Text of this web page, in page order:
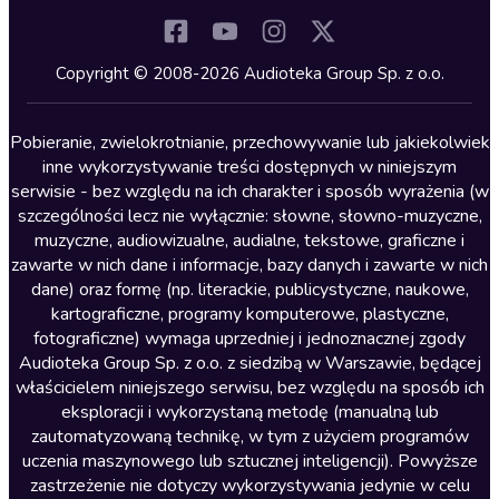
Kryminały
Lektury szkolne
Literatura anglojęzyczna
Literatura faktu
Literatura obyczajowa
Literatura piękna obca
Literatura piękna polska
Nagrania relaksacyjne
Nauka języków
Nauki humanistyczne
Podcasty i audycje
Polityka
Copyright © 2008-2026 Audioteka Group Sp. z o.o.
Pobieranie, zwielokrotnianie, przechowywanie lub jakiekolwiek
inne wykorzystywanie treści dostępnych w niniejszym
serwisie - bez względu na ich charakter i sposób wyrażenia (w
szczególności lecz nie wyłącznie: słowne, słowno-muzyczne,
muzyczne, audiowizualne, audialne, tekstowe, graficzne i
zawarte w nich dane i informacje, bazy danych i zawarte w nich
dane) oraz formę (np. literackie, publicystyczne, naukowe,
kartograficzne, programy komputerowe, plastyczne,
fotograficzne) wymaga uprzedniej i jednoznacznej zgody
Audioteka Group Sp. z o.o. z siedzibą w Warszawie, będącej
właścicielem niniejszego serwisu, bez względu na sposób ich
eksploracji i wykorzystaną metodę (manualną lub
zautomatyzowaną technikę, w tym z użyciem programów
uczenia maszynowego lub sztucznej inteligencji). Powyższe
zastrzeżenie nie dotyczy wykorzystywania jedynie w celu